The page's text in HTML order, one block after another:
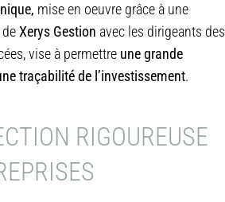
mise en oeuvre grâce à une
Xerys Gestion avec les dirigeants des
vise à permettre une grande
traçabilité de l’investissement.
RIGOUREUSE